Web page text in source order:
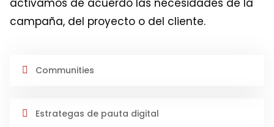
activamos de acuerdo las necesidades de la
campaña, del proyecto o del cliente.
Communities
Estrategas de pauta digital